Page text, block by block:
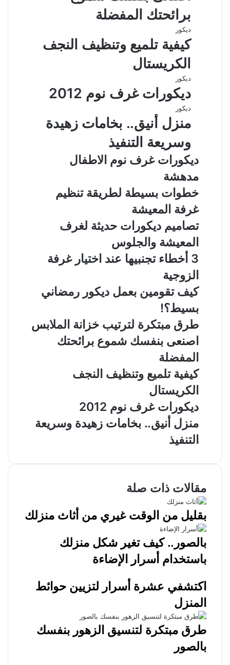
برائحتك المفضلة
ديكور
كيفية تلميع وتنظيف النجف
الكريستال
ديكور
ديكورات غرف نوم 2012
ديكور
منزل أنيق.. بخامات زهيدة
وسريعة التنفيذ
ديكورات غرف نوم الاطفال
مدهشة
خطوات بسيطة لطريقة تنظيم
غرفة المعيشة
تصاميم ديكورات حديثة لغرف
المعيشة والجلوس
3 أخطاء تجنبيها عند اختيار غرفة
الزوجية
كيف تقومين بعمل ديكور رمضاني
بسيط؟!
طرق مبتكرة لترتيب خزانة الملابس
اصنعى بنفسك شموع برائحتك
المفضلة
كيفية تلميع وتنظيف النجف
الكريستال
ديكورات غرف نوم 2012
منزل أنيق.. بخامات زهيدة وسريعة
التنفيذ
مقالات ذات صلة
بقليل من الوقت غيري من أثاث منزلك
بالصور.. كيف تغير شكل منزلك
باستخدام أسرار الإضاءة
اكتشفي عشرة أسرار لتزيين حوائط
المنزل
طرق مبتكرة لتنسيق الزهور بنفسك
بالصور